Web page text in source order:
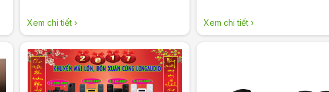
Xem chi tiết › Xem chi tiết ›